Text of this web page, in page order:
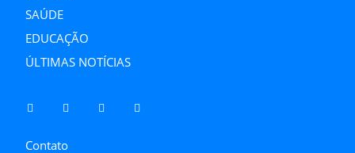
SAÚDE
EDUCAÇÃO
ÚLTIMAS NOTÍCIAS
Contato